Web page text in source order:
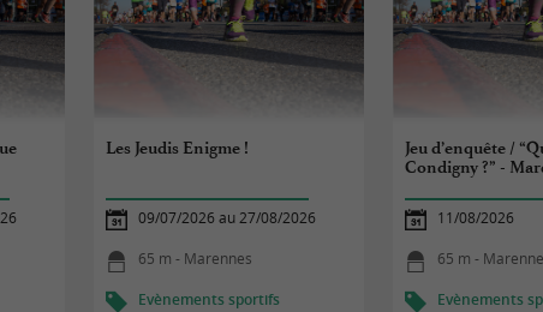
Les Jeudis Enigme !
09/07/2026 au 27/08/2026
65 m - Marennes
Evènements sportifs
Jeu d’enquête /
Condigny ?” -
11/08/2026
65 m -
Evènements